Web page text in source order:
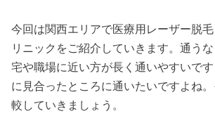
今回は関西エリアで医療用レーザー脱
リニックをご紹介していきます。通う
宅や職場に近い方が長く通いやすいで
に見合ったところに通いたいですよね
較していきましょう。